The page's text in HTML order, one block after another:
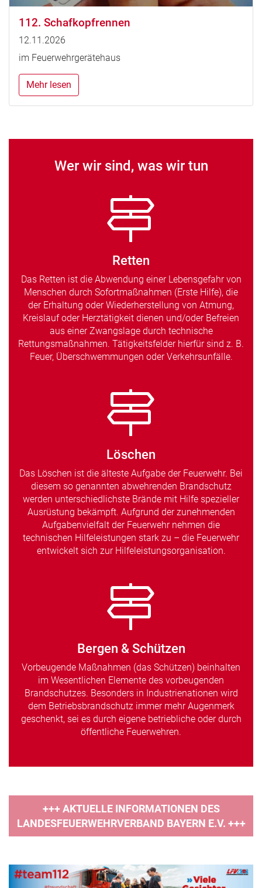
112. Schafkopfrennen
12.11.2026
im Feuerwehrgerätehaus
Mehr lesen
Wer wir sind, was wir tun
Retten
Das Retten ist die Abwendung einer Lebensgefahr von
Menschen durch Sofortmaßnahmen (Erste Hilfe), die
der Erhaltung oder Wiederherstellung von Atmung,
Kreislauf oder Herztätigkeit dienen und/oder Befreien
aus einer Zwangslage durch technische
Rettungsmaßnahmen. Tätigkeitsfelder hierfür sind z. B.
Feuer, Überschwemmungen oder Verkehrsunfälle.
Löschen
Das Löschen ist die älteste Aufgabe der Feuerwehr. Bei
diesem so genannten abwehrenden Brandschutz
werden unterschiedlichste Brände mit Hilfe spezieller
Ausrüstung bekämpft. Aufgrund der zunehmenden
Aufgabenvielfalt der Feuerwehr nehmen die
technischen Hilfeleistungen stark zu – die Feuerwehr
entwickelt sich zur Hilfeleistungsorganisation.
Bergen & Schützen
Vorbeugende Maßnahmen (das Schützen) beinhalten
im Wesentlichen Elemente des vorbeugenden
Brandschutzes. Besonders in Industrienationen wird
dem Betriebsbrandschutz immer mehr Augenmerk
geschenkt, sei es durch eigene betriebliche oder durch
öffentliche Feuerwehren.
+++ AKTUELLE INFORMATIONEN DES
LANDESFEUERWEHRVERBAND BAYERN E.V. +++